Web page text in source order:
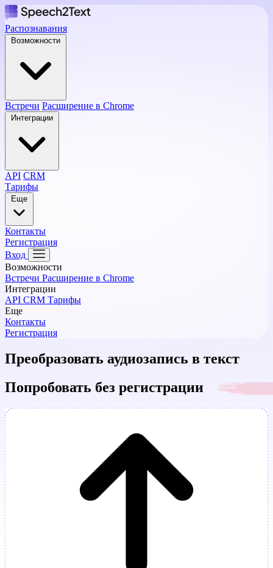
Распознавания
Возможности
Встречи Расширение в Chrome
Интеграции
API CRM
Тарифы
Еще
Контакты
Регистрация
Вход
Возможности
Встречи Расширение в Chrome
Интеграции
API CRM Тарифы
Еще
Контакты
Регистрация
Преобразовать аудиозапись в текст
Попробовать без регистрации